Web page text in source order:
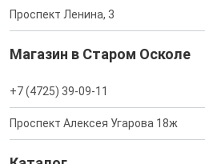
Проспект Ленина, 3
Магазин в Старом Осколе
+7 (4725) 39-09-11
Проспект Алексея Угарова 18ж